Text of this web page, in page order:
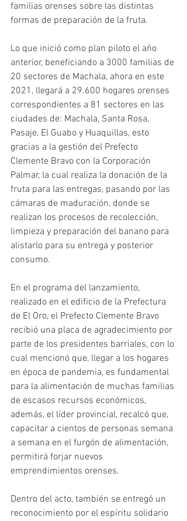
familias orenses sobre las distintas
formas de preparación de la fruta.
Lo que inició como plan piloto el año
anterior, beneficiando a 3000 familias de
20 sectores de Machala, ahora en este
2021, llegará a 29.600 hogares orenses
correspondientes a 81 sectores en las
ciudades de: Machala, Santa Rosa,
Pasaje, El Guabo y Huaquillas, esto
gracias a la gestión del Prefecto
Clemente Bravo con la Corporación
Palmar, la cual realiza la donación de la
fruta para las entregas, pasando por las
cámaras de maduración, donde se
realizan los procesos de recolección,
limpieza y preparación del banano para
alistarlo para su entrega y posterior
consumo.
En el programa del lanzamiento,
realizado en el edificio de la Prefectura
de El Oro, el Prefecto Clemente Bravo
recibió una placa de agradecimiento por
parte de los presidentes barriales, con lo
cual mencionó que, llegar a los hogares
en época de pandemia, es fundamental
para la alimentación de muchas familias
de escasos recursos económicos,
además, el líder provincial, recalcó que,
capacitar a cientos de personas semana
a semana en el furgón de alimentación,
permitirá forjar nuevos
emprendimientos orenses.
Dentro del acto, también se entregó un
reconocimiento por el espíritu solidario